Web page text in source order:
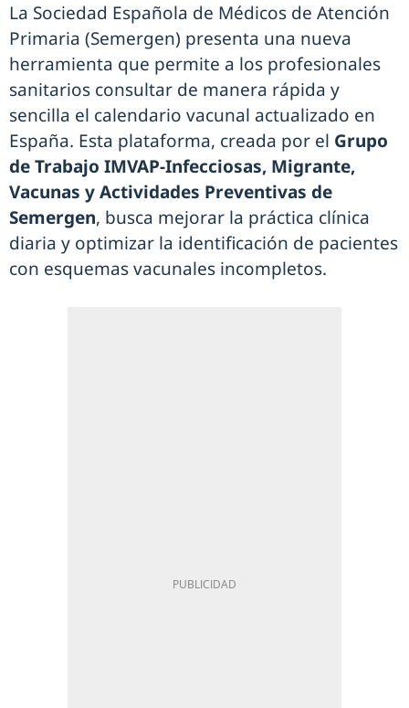
La Sociedad Española de Médicos de Atención
Primaria (Semergen) presenta una nueva
herramienta que permite a los profesionales
sanitarios consultar de manera rápida y
sencilla el calendario vacunal actualizado en
España. Esta plataforma, creada por el Grupo
de Trabajo IMVAP-Infecciosas, Migrante,
Vacunas y Actividades Preventivas de
Semergen, busca mejorar la práctica clínica
diaria y optimizar la identificación de pacientes
con esquemas vacunales incompletos.